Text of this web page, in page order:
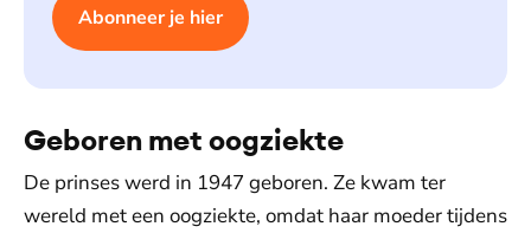
Abonneer je hier
Geboren met oogziekte
De prinses werd in 1947 geboren. Ze kwam ter
wereld met een oogziekte, omdat haar moeder tijdens